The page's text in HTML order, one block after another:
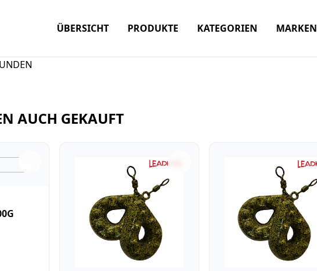
ÜBERSICHT PRODUKTE KATEGORIEN MARKEN
AUCH GEKAUFT